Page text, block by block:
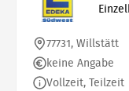
77731, Willstätt
keine Angabe
Vollzeit, Teilzeit